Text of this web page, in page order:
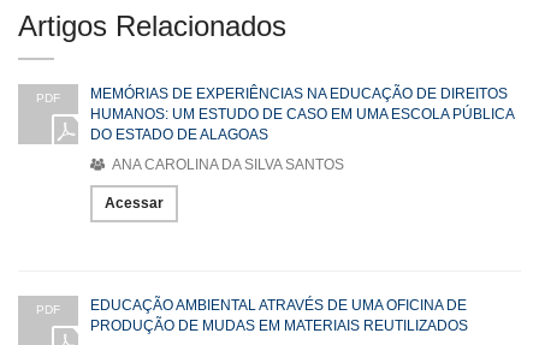
Artigos Relacionados
PDF
MEMÓRIAS DE EXPERIÊNCIAS NA EDUCAÇÃO DE DIREITOS
HUMANOS: UM ESTUDO DE CASO EM UMA ESCOLA PÚBLICA
DO ESTADO DE ALAGOAS
ANA CAROLINA DA SILVA SANTOS
Acessar
PDF
EDUCAÇÃO AMBIENTAL ATRAVÉS DE UMA OFICINA DE
PRODUÇÃO DE MUDAS EM MATERIAIS REUTILIZADOS